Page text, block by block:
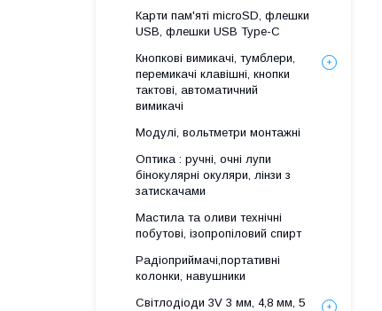
Карти пам'яті microSD, флешки
USB, флешки USB Type-C
Кнопкові вимикачі, тумблери,
перемикачі клавішні, кнопки
тактові, автоматичний
вимикачі
Модулі, вольтметри монтажні
Оптика : ручні, очні лупи
бінокулярні окуляри, лінзи з
затискачами
Мастила та оливи технічні
побутові, ізопропіловий спирт
Радіоприймачі,портативні
колонки, навушники
Світлодіоди 3V 3 мм, 4,8 мм, 5